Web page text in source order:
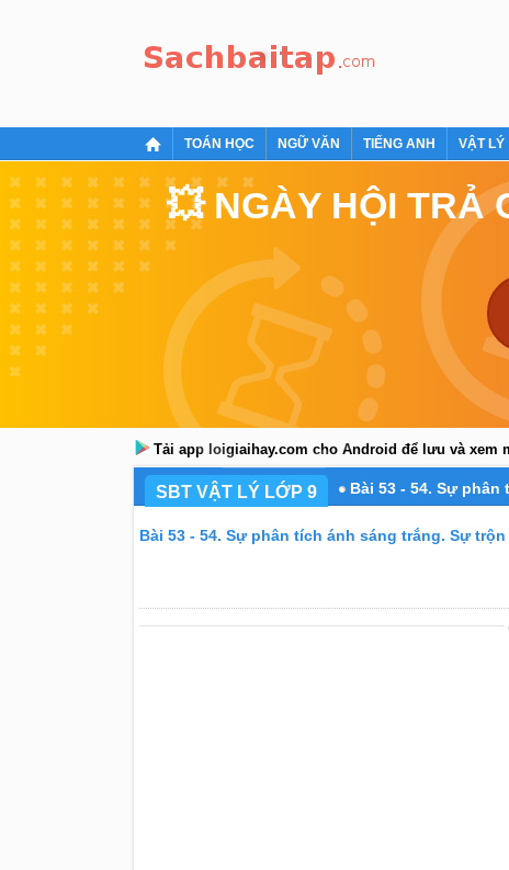
TOÁN HỌC NGỮ VĂN TIẾNG ANH VẬT LÝ
💥 NGÀY HỘI TRẢ
Tải app loigiaihay.com cho Android để lưu và xem
SBT VẬT LÝ LỚP 9 Bài 53 - 54. Sự
Bài 53 - 54. Sự phân tích ánh sáng trắng. Sự